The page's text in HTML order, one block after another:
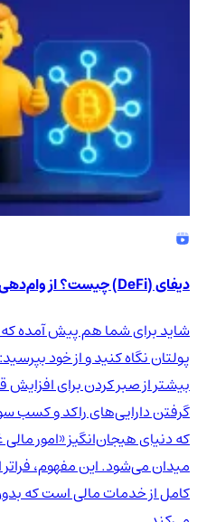
دیفای (DeFi) چیست؟ از وام‌دهی تا کسب درآمد
شاید برای شما هم پیش آمده که
پولتان نگاه کنید و از خود
بیشتر از صبر کردن برای افزایش
گرفتن دارایی‌های راکد و کسب
میدان می‌شود. این مفهوم،
کامل از خدمات مالی است که